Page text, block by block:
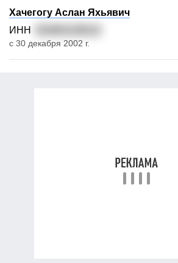
Хачегогу Аслан Яхьявич
ИНН
с 30 декабря 2002 г.